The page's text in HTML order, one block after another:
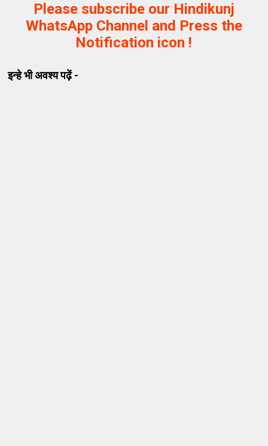
Please subscribe our Hindikunj
WhatsApp Channel and Press the
Notification icon !
इन्हे भी अवश्य पढ़ें -